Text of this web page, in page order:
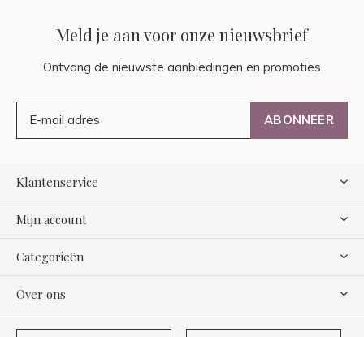
Meld je aan voor onze nieuwsbrief
Ontvang de nieuwste aanbiedingen en promoties
ABONNEER
Klantenservice
Mijn account
Categorieën
Over ons